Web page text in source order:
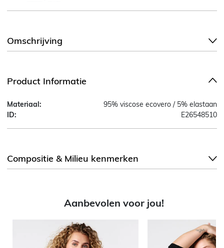
Omschrijving
Product Informatie
Materiaal:
95% viscose ecovero / 5% elastaan
ID:
E26548510
Compositie & Milieu kenmerken
Aanbevolen voor jou!